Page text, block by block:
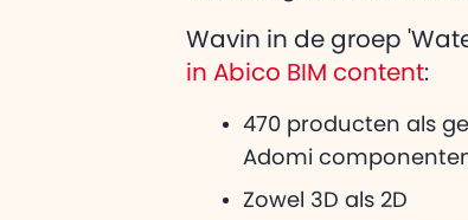
Wavin in de groep
in Abico BIM content:
470 producten als
Adomi
Zowel 3D als 2D